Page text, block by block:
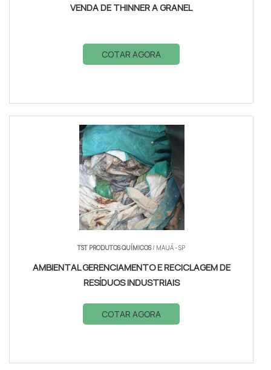
VENDA DE THINNER A GRANEL
COTAR AGORA
TST PRODUTOS QUÍMICOS/ MAUÁ - SP
AMBIENTAL GERENCIAMENTO E RECICLAGEM DE
RESÍDUOS INDUSTRIAIS
COTAR AGORA